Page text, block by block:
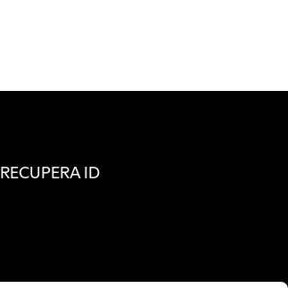
RECUPERA ID